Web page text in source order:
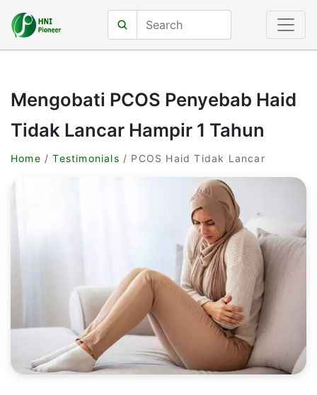
Mengobati PCOS Penyebab Haid
Tidak Lancar Hampir 1 Tahun
Home /Testimonials / PCOS Haid Tidak Lancar